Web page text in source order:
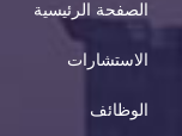
الصفحة الرئيسية
الاستشارات
الوظائف